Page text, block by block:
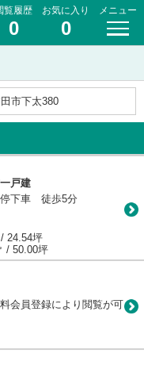
覧履歴
0
お気に入り
0
メニュー
市下太380
戸建
停下車 徒歩5分
24.54坪
/ 50.00坪
会員登録により閲覧が可